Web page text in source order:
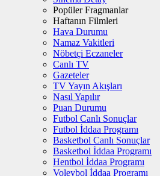
Popüler Fragmanlar
Haftanın Filmleri
Hava Durumu
Namaz Vakitleri
Nöbetçi Eczaneler
Canlı TV
Gazeteler
TV Yayın Akışları
Nasıl Yapılır
Puan Durumu
Futbol Canlı Sonuçlar
Futbol İddaa Programı
Basketbol Canlı Sonuçlar
Basketbol İddaa Programı
Hentbol İddaa Programı
Voleybol İddaa Programı